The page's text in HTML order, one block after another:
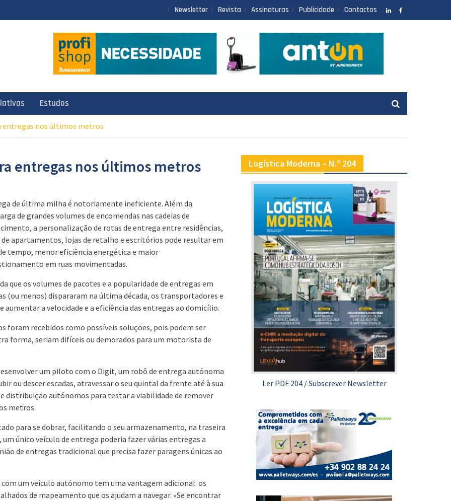
Newsletter Revista Assinaturas Publicidade Contactos
Estudos
nos últimos metros
entregas nos últimos metros
de última milha é notoriamente ineficiente. Além da
de grandes volumes de encomendas nas cadeias de
a personalização de rotas de entrega entre residências,
apartamentos, lojas de retalho e escritórios pode resultar em
tempo, menor eficiência energética e maior
em ruas movimentadas.
que os volumes de pacotes e a popularidade de entregas em
(ou menos) dispararam na última década, os transportadores e
a velocidade e a eficiência das entregas ao domicílio.
foram recebidos como possíveis soluções, pois podem ser
forma, seriam difíceis ou demorados para um motorista de
um piloto com o Digit, um robô de entrega autónoma
ou descer escadas, atravessar o seu quintal da frente até à sua
distribuição autónomos para testar a viabilidade de remover
metros.
para se dobrar, facilitando o seu armazenamento, na traseira
único veículo de entrega poderia fazer várias entregas a
de entregas tradicional que precisa fazer paragens únicas ao
um veículo autónomo tem uma vantagem adicional: os
de mapeamento que os ajudam a navegar. «Se encontrar
Logística Moderna – N.º 204
Ler PDF 204/Subscrever Newsletter